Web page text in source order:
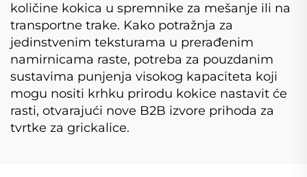
količine kokica u spremnike za mešanje ili na
transportne trake. Kako potražnja za
jedinstvenim teksturama u prerađenim
namirnicama raste, potreba za pouzdanim
sustavima punjenja visokog kapaciteta koji
mogu nositi krhku prirodu kokice nastavit će
rasti, otvarajući nove B2B izvore prihoda za
tvrtke za grickalice.